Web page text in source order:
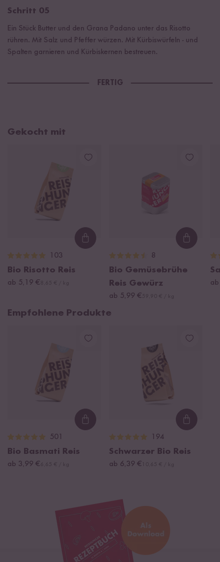
Schritt 05
Ein Stück Butter und den Grana Padano unter das Risotto
rühren. Mit Salz und Pfeffer würzen. Mit Kürbiswürfeln - und
Spalten garnieren und Kürbiskernen bestreuen.
FERTIG
Gekocht mit
Loading...
103
Bio Risotto Reis
ab 5,19 €
8
Bio Gemüsebrühe
Reis Gewürz
ab 5,99 €
Empfohlene Produkte
Loading...
501
Bio Basmati Reis
ab 3,99 €
194
Schwarzer Bio Reis
ab 6,39 €